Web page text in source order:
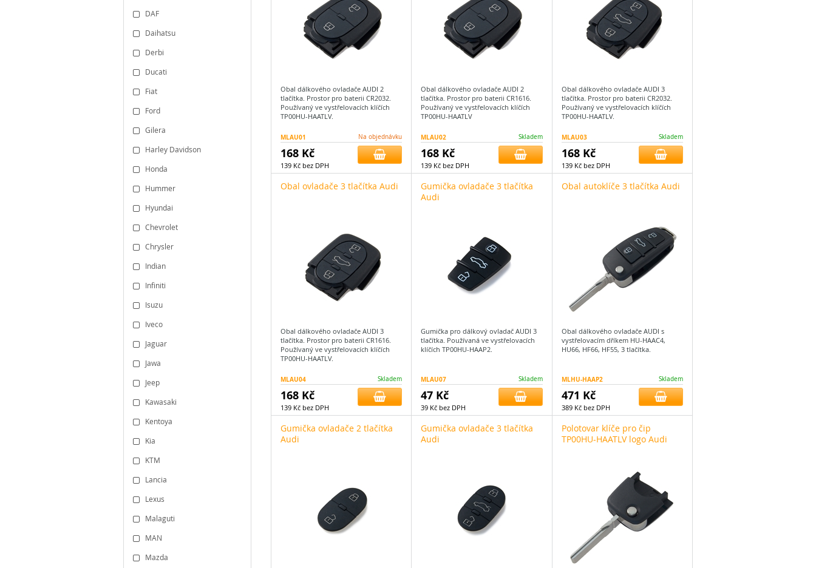
DAF
Daihatsu
Derbi
Ducati
Fiat
Ford
Gilera
Harley Davidson
Honda
Hummer
Hyundai
Chevrolet
Chrysler
Indian
Infiniti
Isuzu
Iveco
Jaguar
Jawa
Jeep
Kawasaki
Kentoya
Kia
KTM
Lancia
Lexus
Malaguti
MAN
Mazda
Obal dálkového ovladače AUDI 2
tlačítka. Prostor pro baterii CR2032.
Používaný ve vystřelovacích klíčích
TP00HU-HAATLV.
MLAU01 Na objednávku
168 Kč
139 Kč bez DPH
Obal dálkového ovladače AUDI 2
tlačítka. Prostor pro baterii CR1616.
Používaný ve vystřelovacích klíčích
TP00HU-HAATLV
MLAU02 Skladem
168 Kč
139 Kč bez DPH
Obal dálkového ovladače AUDI 3
tlačítka. Prostor pro baterii CR2032.
Používaný ve vystřelovacích klíčích
TP00HU-HAATLV.
MLAU03 Skladem
168 Kč
139 Kč bez DPH
Obal ovladače 3 tlačítka Audi
Obal dálkového ovladače AUDI 3
tlačítka. Prostor pro baterii CR1616.
Používaný ve vystřelovacích klíčích
TP00HU-HAATLV.
MLAU04 Skladem
168 Kč
139 Kč bez DPH
Gumička ovladače 3 tlačítka
Audi
Gumička pro dálkový ovladač AUDI 3
tlačítka. Používaná ve vystřelovacích
klíčích TP00HU-HAAP2.
MLAU07 Skladem
47 Kč
39 Kč bez DPH
Obal autoklíče 3 tlačítka Audi
Obal dálkového ovladače AUDI s
vystřelovacím dříkem HU-HAAC4,
HU66, HF66, HF55, 3 tlačítka.
MLHU-HAAP2 Skladem
471 Kč
389 Kč bez DPH
Gumička ovladače 2 tlačítka
Audi
Gumička ovladače 3 tlačítka
Audi
Polotovar klíče pro čip
TP00HU-HAATLV logo Audi